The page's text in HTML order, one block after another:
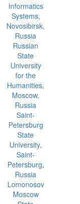
Informatics
Systems,
Novosibirsk,
Russia
Russian
State
University
for the
Humanities,
Moscow,
Russia
Saint-
Petersburg
State
University,
Saint-
Petersburg,
Russia
Lomonosov
Moscow